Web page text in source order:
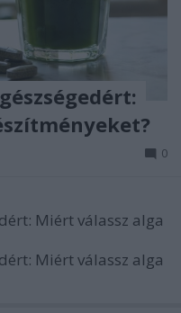
0
Miért válassz alga
Miért válassz alga